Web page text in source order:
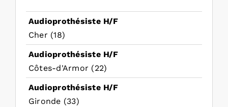
Audioprothésiste H/F
Cher (18)
Audioprothésiste H/F
Côtes-d'Armor (22)
Audioprothésiste H/F
Gironde (33)